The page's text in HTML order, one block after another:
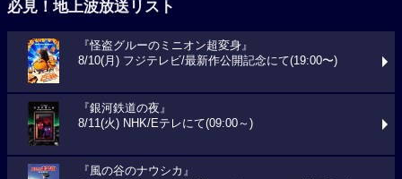
必見！地上波放送リスト
『怪盗グルーのミニオン超変身』
8/10(月) フジテレビ/最新作公開記念にて(19:00〜)
『銀河鉄道の夜』
8/11(火) NHK/Eテレにて(09:00～)
『風の谷のナウシカ』